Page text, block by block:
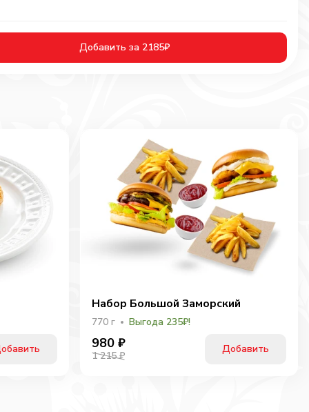
Добавить за 2185₽
Набор Большой Заморский
770 г Выгода 235₽!
980 ₽
1 215 ₽
Добавить